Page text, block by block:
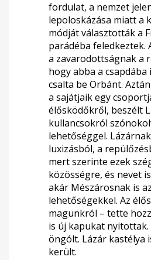
fordulat, a nemzet
lepoloskázása miatt a
módját választották a
parádéba feledkeztek.
a zavarodottságnak a
hogy abba a
csalta be Orbánt.
a sajátjaik egy
élősködőkről, beszélt
kullancsokról
lehetőséggel.
luxizásból, a
mert szerinte ezek
közösségre, és nevet
akár Mészárosnak is
lehetőségekkel. Az
magunkról – tette
is új kapukat
öngólt. Lázár kastélya
került.